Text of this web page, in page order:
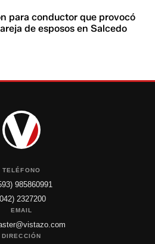
para conductor que provocó
de esposos en Salcedo
TELÉFONO
985860991
2327200
EMAIL
DIRECCIÓN